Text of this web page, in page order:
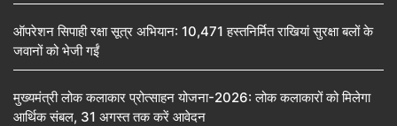
ऑपरेशन सिपाही रक्षा सूत्र अभियान: 10,471 हस्तनिर्मित राखियां सुरक्षा बलों के
जवानों को भेजी गईं
मुख्यमंत्री लोक कलाकार प्रोत्साहन योजना-2026: लोक कलाकारों को मिलेगा
आर्थिक संबल, 31 अगस्त तक करें आवेदन